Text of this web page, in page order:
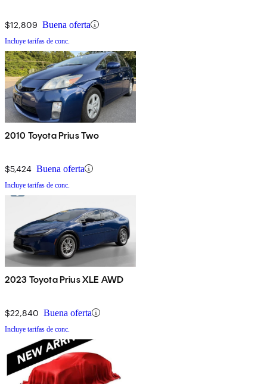
$12,809 Buena oferta
Incluye tarifas de conc.
2010 Toyota Prius Two
$5,424 Buena oferta
Incluye tarifas de conc.
2023 Toyota Prius XLE AWD
$22,840 Buena oferta
Incluye tarifas de conc.